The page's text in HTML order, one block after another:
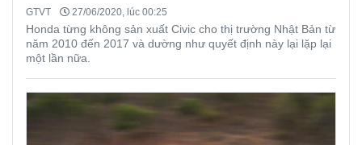
GTVT 27/06/2020, lúc 00:25
Honda từng không sản xuất Civic cho thị trường Nhật Bản từ
năm 2010 đến 2017 và dường như quyết định này lại lặp lại
một lần nữa.